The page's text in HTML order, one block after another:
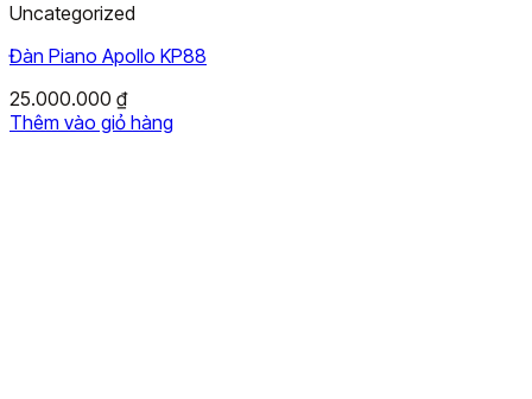
Uncategorized
Đàn Piano Apollo KP88
25.000.000 ₫
Thêm vào giỏ hàng